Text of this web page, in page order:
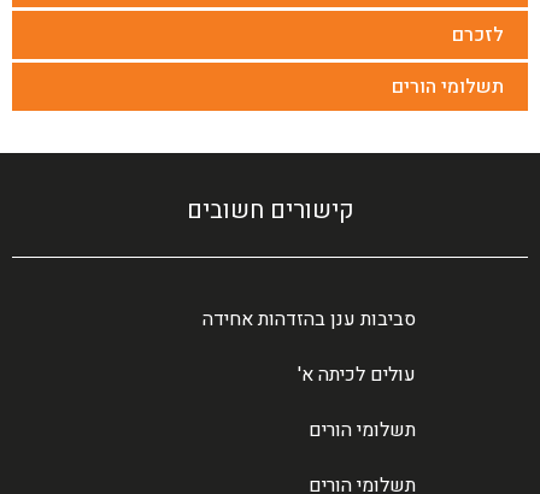
לזכרם
תשלומי הורים
קישורים חשובים
סביבות ענן בהזדהות אחידה
עולים לכיתה א'
תשלומי הורים
תשלומי הורים